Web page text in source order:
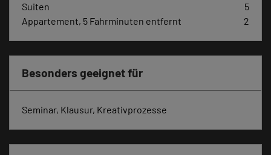
Suiten
5
Appartement, 5 Fahrminuten entfernt
2
Besonders geeignet für
Seminar, Klausur, Kreativprozesse